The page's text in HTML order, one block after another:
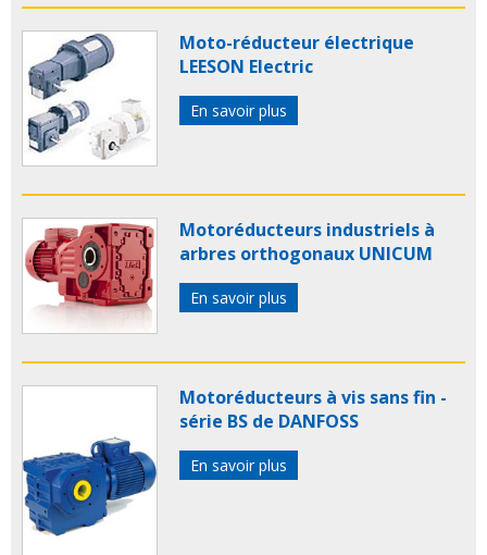
Moto-réducteur électrique
LEESON Electric
En savoir plus
Motoréducteurs industriels à
arbres orthogonaux UNICUM
En savoir plus
Motoréducteurs à vis sans fin -
série BS de DANFOSS
En savoir plus